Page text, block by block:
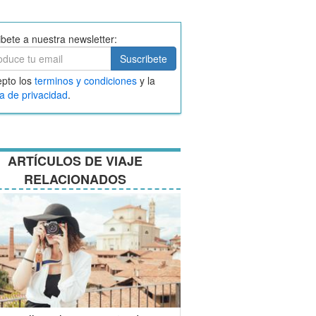
a nuestra newsletter:
Suscribete
los terminos y condiciones y la
de privacidad.
ARTÍCULOS DE VIAJE
RELACIONADOS